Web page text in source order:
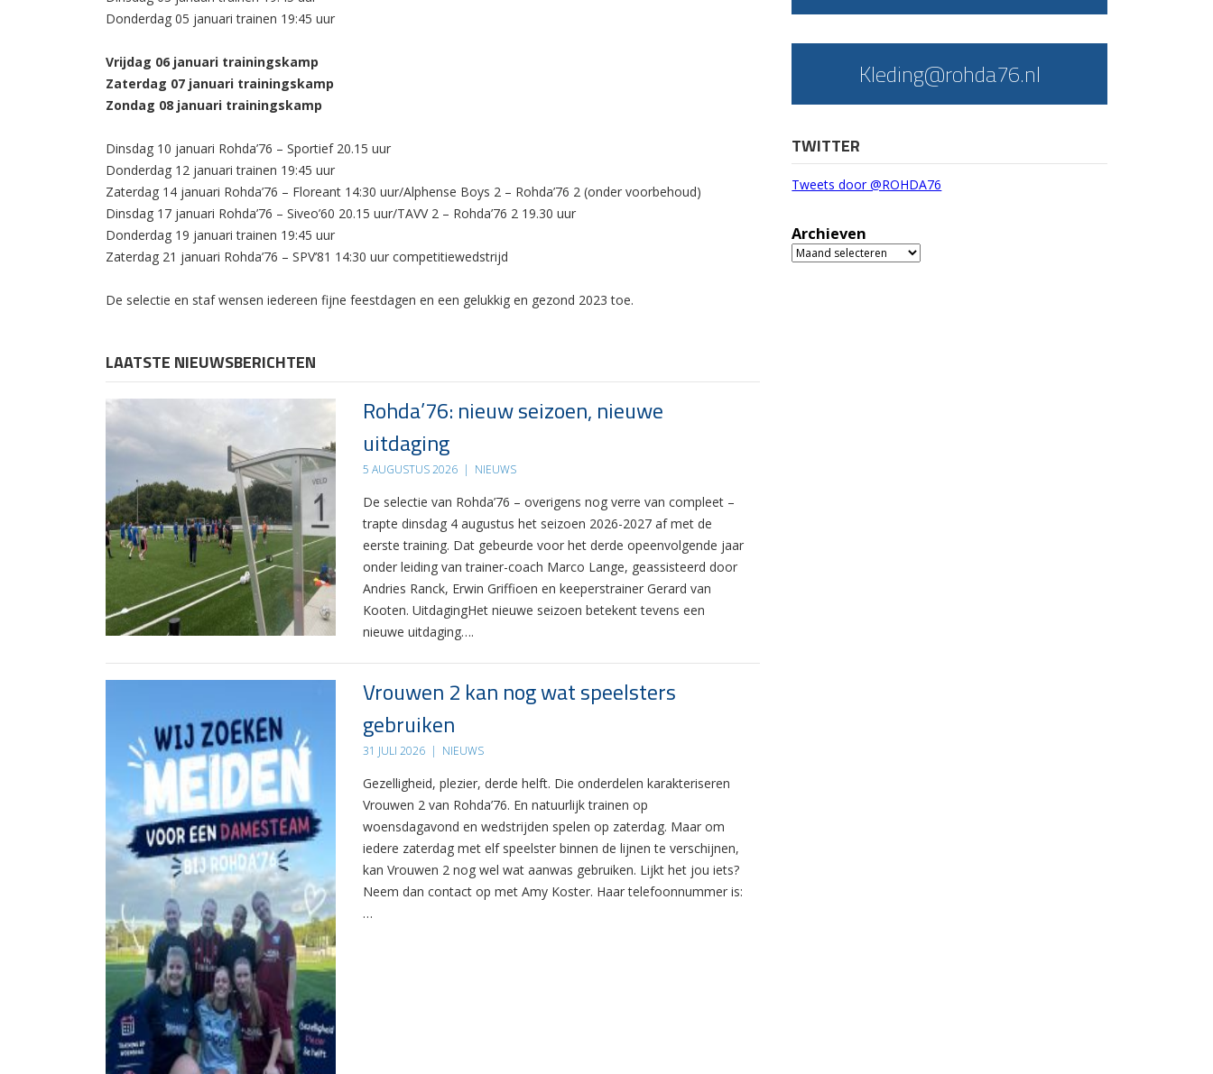
Donderdag 05 januari trainen 19:45 uur
Vrijdag 06 januari trainingskamp
Zaterdag 07 januari trainingskamp
Zondag 08 januari trainingskamp
Dinsdag 10 januari Rohda’76 – Sportief 20.15 uur
Donderdag 12 januari trainen 19:45 uur
Zaterdag 14 januari Rohda’76 – Floreant 14:30 uur/Alphense Boys 2 – Rohda’76 2 (onder voorbehoud)
Dinsdag 17 januari Rohda’76 – Siveo’60 20.15 uur/TAVV 2 – Rohda’76 2 19.30 uur
Donderdag 19 januari trainen 19:45 uur
Zaterdag 21 januari Rohda’76 – SPV’81 14:30 uur competitiewedstrijd
De selectie en staf wensen iedereen fijne feestdagen en een gelukkig en gezond 2023 toe.
LAATSTE NIEUWSBERICHTEN
Rohda’76: nieuw seizoen, nieuwe
uitdaging
5 AUGUSTUS 2026 | NIEUWS
De selectie van Rohda’76 – overigens nog verre van compleet –
trapte dinsdag 4 augustus het seizoen 2026-2027 af met de
eerste training. Dat gebeurde voor het derde opeenvolgende jaar
onder leiding van trainer-coach Marco Lange, geassisteerd door
Andries Ranck, Erwin Griffioen en keeperstrainer Gerard van
Kooten. UitdagingHet nieuwe seizoen betekent tevens een
nieuwe uitdaging….
Vrouwen 2 kan nog wat speelsters
gebruiken
31 JULI 2026 | NIEUWS
Gezelligheid, plezier, derde helft. Die onderdelen karakteriseren
Vrouwen 2 van Rohda’76. En natuurlijk trainen op
woensdagavond en wedstrijden spelen op zaterdag. Maar om
iedere zaterdag met elf speelster binnen de lijnen te verschijnen,
kan Vrouwen 2 nog wel wat aanwas gebruiken. Lijkt het jou iets?
Neem dan contact op met Amy Koster. Haar telefoonnummer is:
…
Kleding@rohda76.nl
TWITTER
Tweets door @ROHDA76
Archieven
Archieven